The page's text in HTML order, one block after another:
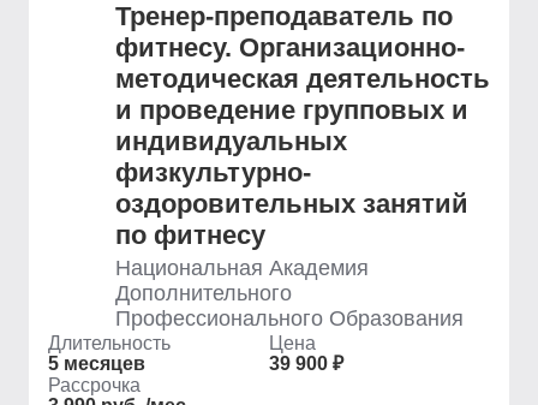
Тренер-преподаватель по
фитнесу. Организационно-
методическая деятельность
и проведение групповых и
индивидуальных
физкультурно-
оздоровительных занятий
по фитнесу
Национальная Академия
Дополнительного
Профессионального Образования
Длительность
5 месяцев
Цена
39 900 ₽
Рассрочка